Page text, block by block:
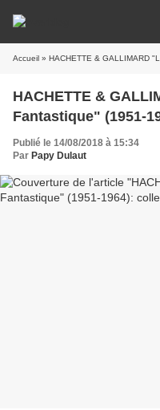
Accueil » HACHETTE & GALLIMARD "Le
HACHETTE &
Fantastique" (1951-
Publié le 14/08/2018 à 15:34
Par Papy Dulaut